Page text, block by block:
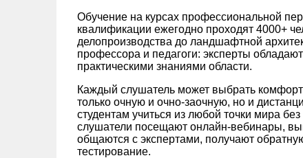
Обучение на курсах профессиональной
квалификации ежегодно проходят 4000+
делопроизводства до ландшафтной
профессора и педагоги: эксперты
практическими знаниями области.
Каждый слушатель может выбрать
только очную и очно-заочную, но и
студентам учиться из любой точки мира
слушатели посещают онлайн-вебинары,
общаются с экспертами, получают
тестирование.